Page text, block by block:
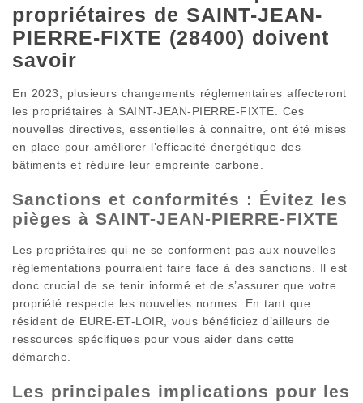
propriétaires de SAINT-JEAN-
PIERRE-FIXTE (28400) doivent
savoir
En 2023, plusieurs changements réglementaires affecteront
les propriétaires à SAINT-JEAN-PIERRE-FIXTE. Ces
nouvelles directives, essentielles à connaître, ont été mises
en place pour améliorer l’efficacité énergétique des
bâtiments et réduire leur empreinte carbone.
Sanctions et conformités : Évitez les
pièges à SAINT-JEAN-PIERRE-FIXTE
Les propriétaires qui ne se conforment pas aux nouvelles
réglementations pourraient faire face à des sanctions. Il est
donc crucial de se tenir informé et de s’assurer que votre
propriété respecte les nouvelles normes. En tant que
résident de EURE-ET-LOIR, vous bénéficiez d’ailleurs de
ressources spécifiques pour vous aider dans cette
démarche.
Les principales implications pour les